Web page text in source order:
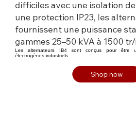
difficiles avec une isolation
une protection IP23, les
fournissent une puissance
gammes 25–50 kVA à 1500
Les alternateurs IB4 sont conçus pour être
électrogènes industriels.
Shop now